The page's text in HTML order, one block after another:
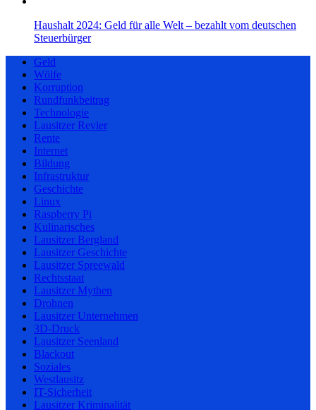
Haushalt 2024: Geld für alle Welt – bezahlt vom deutschen
Steuerbürger
Geld
Wölfe
Korruption
Rundfunkbeitrag
Technologie
Lausitzer Revier
Rente
Internet
Bildung
Infrastruktur
Geschichte
Linux
Raspberry Pi
Kulinarisches
Lausitzer Bergland
Lausitzer Geschichte
Lausitzer Spreewald
Rechtsstaat
Lausitzer Mythen
Drohnen
Lausitzer Unternehmen
3D-Druck
Lausitzer Seenland
Blackout
Soziales
Westlausitz
IT-Sicherheit
Lausitzer Kriminalität